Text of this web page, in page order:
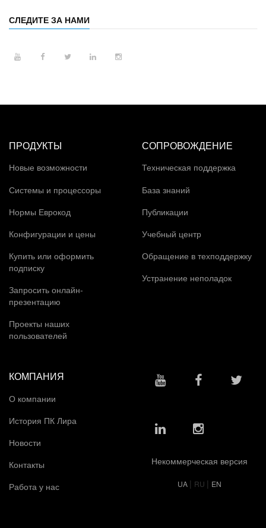
СЛЕДИТЕ ЗА НАМИ
ПРОДУКТЫ
Новые возможности
Системы и процессоры
Нормы Еврокод
Конфигурации и цены
Купить или оформить
подписку
Запросить онлайн-
презентацию
Проекты наших
пользователей
СОПРОВОЖДЕНИЕ
Техническая поддержка
База знаний
Публикации
Учебный центр
Обращение в техподдержку
Устранение неполадок
КОМПАНИЯ
О компании
История ПК Лира
Новости
Контакты
Работа у нас
Некоммерческая версия
UA | RU | EN